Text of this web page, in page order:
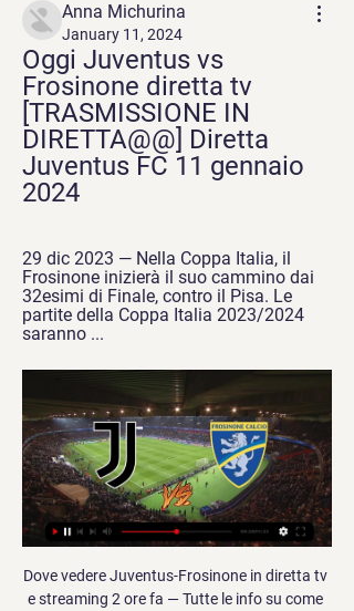
Anna Michurina
January 11, 2024
Oggi Juventus vs
Frosinone diretta tv
[TRASMISSIONE IN
DIRETTA@@] Diretta
Juventus FC 11 gennaio
2024
29 dic 2023 — Nella Coppa Italia, il
Frosinone inizierà il suo cammino dai
32esimi di Finale, contro il Pisa. Le
partite della Coppa Italia 2023/2024
saranno ...
Dove vedere Juventus-Frosinone in diretta tv
e streaming 2 ore fa — Tutte le info su come